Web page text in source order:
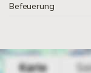
Befeuerung